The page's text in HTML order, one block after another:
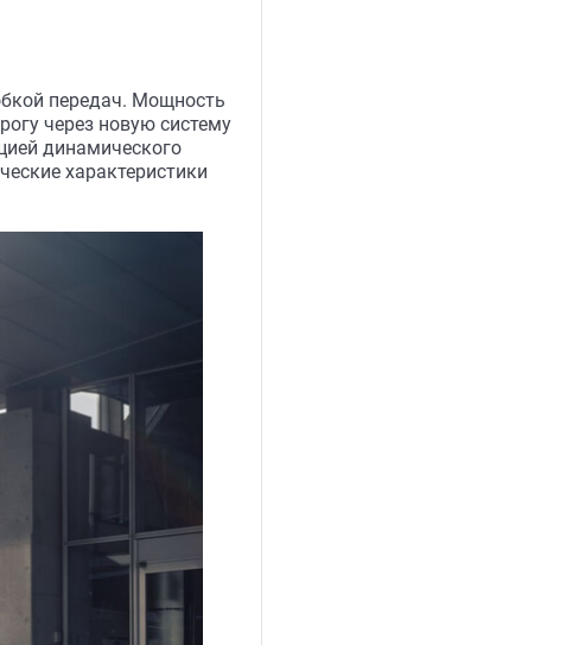
передач. Мощность
через новую систему
динамического
характеристики